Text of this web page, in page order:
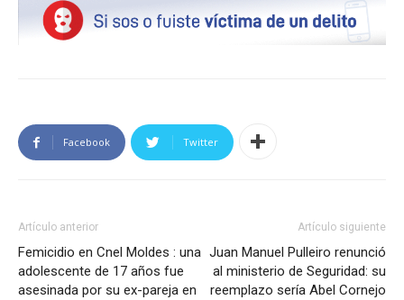
Facebook Twitter
Artículo anterior
Femicidio en Cnel Moldes : una
adolescente de 17 años fue
asesinada por su ex-pareja en
Artículo siguiente
Juan Manuel Pulleiro renunció
al ministerio de Seguridad: su
reemplazo sería Abel Cornejo